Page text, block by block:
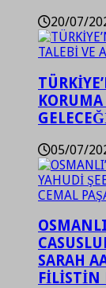
20/07/
05/07/
SARAH
FİLİSTİN